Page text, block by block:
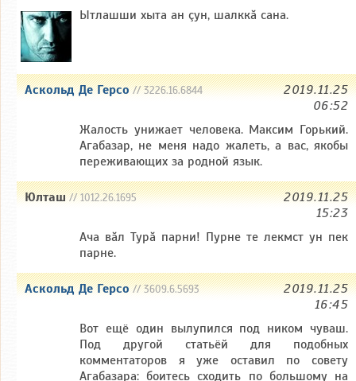
Ытлашши хыта ан çун, шалккă сана.
Аскольд Де Герсо// 3226.16.6844
2019.11.25
06:52
Жалость унижает человека. Максим Горький.
Агабазар, не меня надо жалеть, а вас, якобы
переживающих за родной язык.
Юлташ// 1012.26.1695
2019.11.25
15:23
Ача вăл Турă парни! Пурне те лекмст ун пек
парне.
Аскольд Де Герсо// 3609.6.5693
2019.11.25
16:45
Вот ещё один вылупился под ником чуваш.
Под другой статьёй для подобных
комментаторов я уже оставил по совету
Агабазара: боитесь сходить по большому на